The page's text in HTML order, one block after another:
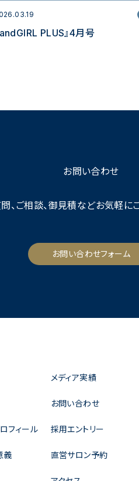
andGIRL PLUS』4月号
お問い合わせ
、ご相談、御見積などお気軽に
お問い合わせフォーム
フィール
義
メディア実績
お問い合わせ
採用エントリー
直営サロン予約